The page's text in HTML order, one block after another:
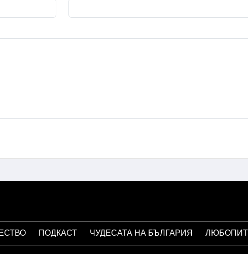
ПОДКАСТ ЧУДЕСАТА НА БЪЛГАРИЯ